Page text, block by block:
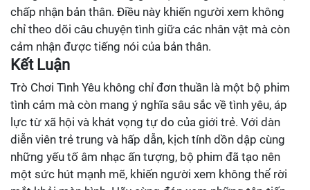
chấp nhận bản thân. Điều này khiến người xem không
chỉ theo dõi câu chuyện tình giữa các nhân vật mà còn
cảm nhận được tiếng nói của bản thân.
Kết Luận
Trò Chơi Tình Yêu không chỉ đơn thuần là một bộ phim
tình cảm mà còn mang ý nghĩa sâu sắc về tình yêu, áp
lực từ xã hội và khát vọng tự do của giới trẻ. Với dàn
diễn viên trẻ trung và hấp dẫn, kịch tính dồn dập cùng
những yếu tố âm nhạc ấn tượng, bộ phim đã tạo nên
một sức hút mạnh mẽ, khiến người xem không thể rời